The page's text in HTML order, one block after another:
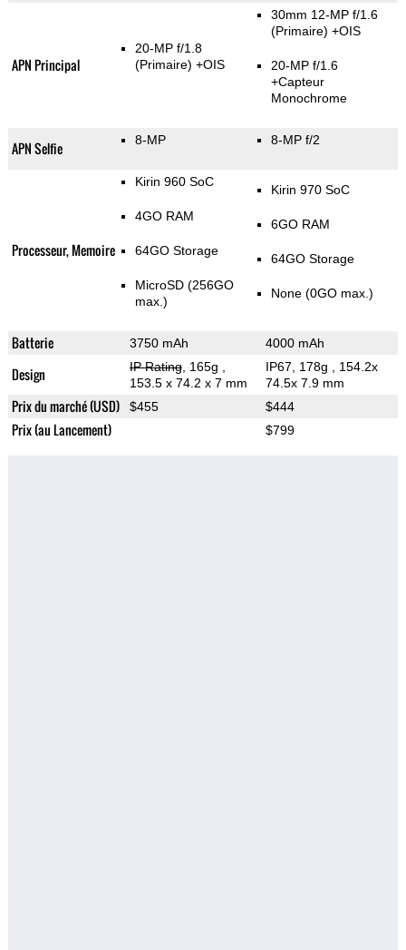
APN Principal
20-MP f/1.8
(Primaire) +OIS
30mm 12-MP f/1.6
(Primaire) +OIS
20-MP f/1.6
+Capteur
Monochrome
APN Selfie 8-MP 8-MP f/2
Processeur, Memoire
Kirin 960 SoC
4GO RAM
64GO Storage
MicroSD (256GO
max.)
Kirin 970 SoC
6GO RAM
64GO Storage
None (0GO max.)
Batterie 3750 mAh 4000 mAh
Design IP Rating, 165g
153.5 x 74.2 x 7 mm
IP67, 178g
, 154.2x
74.5x 7.9 mm
Prix du marché (USD) $455 $444
Prix (au Lancement) $799